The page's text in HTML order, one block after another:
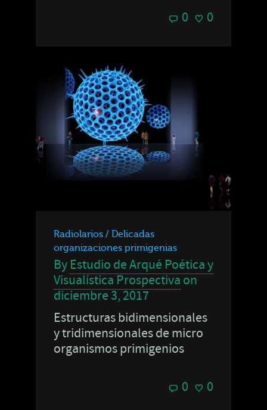
0 0
Radiolarios / Delicadas
organizaciones primigenias
By Estudio de Arqué Poética y
Visualística Prospectiva on
diciembre 3, 2017
Estructuras bidimensionales
y tridimensionales de micro
organismos primigenios
0 0